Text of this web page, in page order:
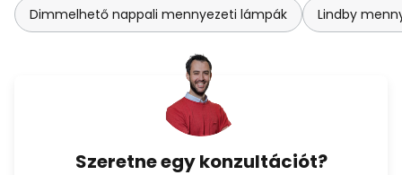
Dimmelhető nappali mennyezeti lámpák Lindby
Szeretne egy konzultációt?